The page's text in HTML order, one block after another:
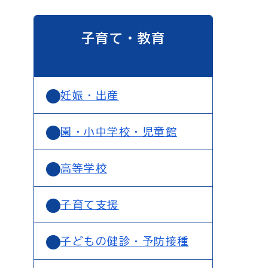
子育て・教育
妊娠・出産
園・小中学校・児童館
高等学校
子育て支援
子どもの健診・予防接種